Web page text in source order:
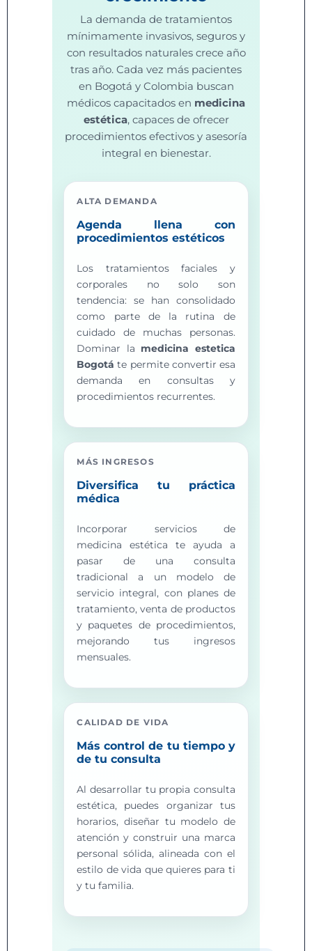
La demanda de tratamientos
mínimamente invasivos, seguros y
con resultados naturales crece año
tras año. Cada vez más pacientes
en Bogotá y Colombia buscan
médicos capacitados en medicina
estética, capaces de ofrecer
procedimientos efectivos y asesoría
integral en bienestar.
ALTA DEMANDA
Agenda llena con
procedimientos estéticos
Los tratamientos faciales y
corporales no solo son
tendencia: se han consolidado
como parte de la rutina de
cuidado de muchas personas.
Dominar la medicina estetica
Bogotá te permite convertir esa
demanda en consultas y
procedimientos recurrentes.
MÁS INGRESOS
Diversifica tu práctica
médica
Incorporar servicios de
medicina estética te ayuda a
pasar de una consulta
tradicional a un modelo de
servicio integral, con planes de
tratamiento, venta de productos
y paquetes de procedimientos,
mejorando tus ingresos
mensuales.
CALIDAD DE VIDA
Más control de tu tiempo y
de tu consulta
Al desarrollar tu propia consulta
estética, puedes organizar tus
horarios, diseñar tu modelo de
atención y construir una marca
personal sólida, alineada con el
estilo de vida que quieres para ti
y tu familia.